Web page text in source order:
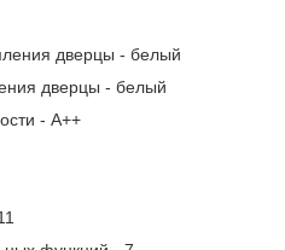
дверцы - белый
дверцы - белый
- А++